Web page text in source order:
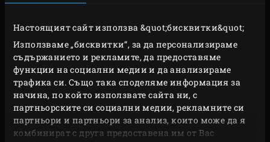
Настоящият сайт използва &quot;бисквитки&quot;
Използваме „бисквитки“, за да персонализираме
съдържанието и рекламите, да предоставяме
функции на социални медии и да анализираме
трафика си. Също така споделяме информация за
начина, по който използвате сайта ни, с
партньорските си социални медии, рекламните си
партньори и партньори за анализ, които може да я
комбинират с друга предоставена им от Вас